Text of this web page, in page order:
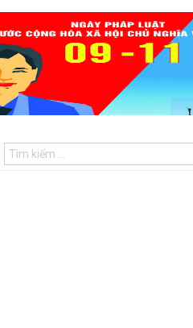
cướp Điềm Khắc Kim (Phần 10-1)